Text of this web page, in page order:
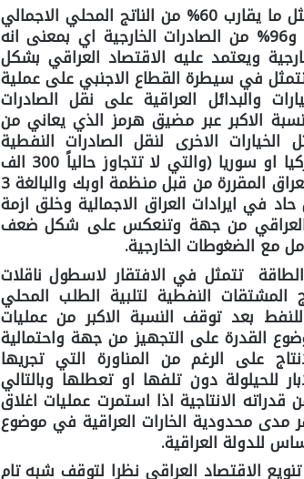
فعلى مستوى انتاج وتصدير النفط الذي يمثل ما يقارب 60% من الناتج المحلي الاجمالي
و88% من تمويل الموازنة الحكومية العامة و96% من الصادرات الخارجية اي بمعنى انه
ويعتمد عليه الاقتصاد العراقي بشكل
في سيطرة القطاع الاجنبي على عملية
والبدائل العراقية على نقل الصادرات
الاكبر عبر مضيق هرمز الذي يعاني من
الاخرى لنقل الصادرات النفطية
العراقية الى الاسواق العالمية سواء عبر تركيا او سوريا (والتي لا تتجاوز حالياً 300 الف
برميل يومياً) الا نسبة ضئيلة جداً من حصة العراق المقررة من قبل منظمة اوبك والبالغة 3
في ايرادات العراق الاجمالية وخلق ازمة
العراقي من جهة وتنعكس على شكل ضعف
مع الضغوطات الخارجية.
تتمثل في الافتقار لاسطول ناقلات
النفطية لتلبية الطلب المحلي
بعد توقف النسبة الاكبر من عمليات
القدرة على التجهيز من جهة واحتمالية
على الرغم من المناورة التي تجريها
للحيلولة دون تلفها او تعطلها وبالتالي
الانتاجية اذا استمرت عمليات اغلاق
محدودية الخارات العراقية في موضوع
للدولة العراقية.
الاقتصاد العراقي نظرا لتوقف شبه تام